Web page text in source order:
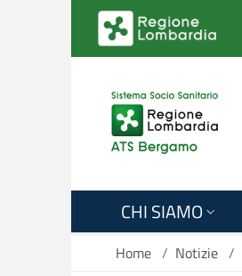
Salta al contenuto principale
CHI SIAMO
Home / Notizie /